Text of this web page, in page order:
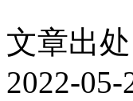
文章出
2022-05-